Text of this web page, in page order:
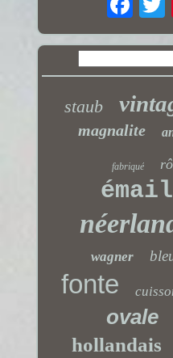
staub
magnalite
fabriqué
wagner
fonte
ovale
hollandais